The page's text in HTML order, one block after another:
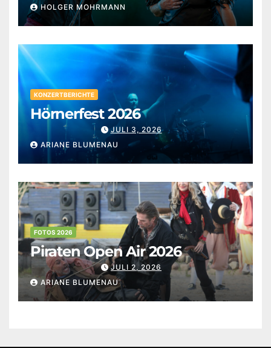
HOLGER MOHRMANN
KONZERTBERICHTE
Hörnerfest 2026
JULI 3, 2026
ARIANE BLUMENAU
FOTOS 2026
Piraten Open Air 2026
JULI 2, 2026
ARIANE BLUMENAU